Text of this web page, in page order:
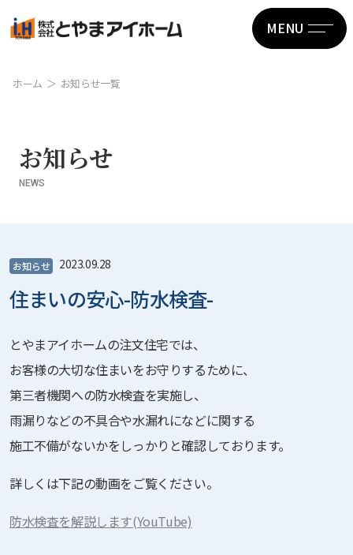
MENU
ホーム お知らせ一覧
お知らせ
NEWS
お知らせ 2023.09.28
住まいの安心-防水検査-
とやまアイホームの注文住宅では、
お客様の大切な住まいをお守りするために、
第三者機関への防水検査を実施し、
雨漏りなどの不具合や水漏れになどに関する
施工不備がないかをしっかりと確認しております。
詳しくは下記の動画をご覧ください。
防水検査を解説します(YouTube)